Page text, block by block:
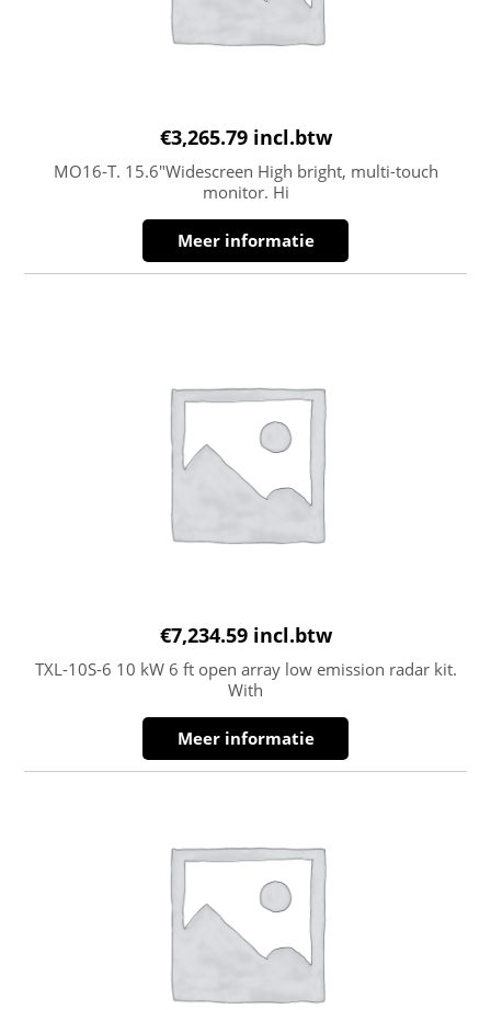
€3,265.79 incl.btw
MO16-T. 15.6″Widescreen High bright, multi-touch
monitor. Hi
Meer informatie
€7,234.59 incl.btw
TXL-10S-6 10 kW 6 ft open array low emission radar kit.
With
Meer informatie